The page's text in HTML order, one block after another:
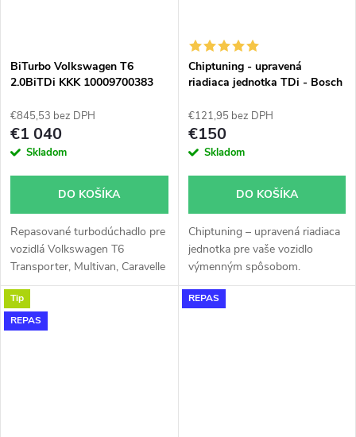
BiTurbo Volkswagen T6
2.0BiTDi KKK 10009700383
€845,53 bez DPH
€1 040
Skladom
DO KOŠÍKA
Repasované turbodúchadlo pre
vozidlá Volkswagen T6
Transporter, Multivan, Caravelle
se 146kW, 150kW
Chiptuning - upravená
riadiaca jednotka TDi - Bosch
€121,95 bez DPH
€150
Skladom
DO KOŠÍKA
Chiptuning – upravená riadiaca
jednotka pre vaše vozidlo
výmenným spôsobom.
Tip
REPAS
REPAS